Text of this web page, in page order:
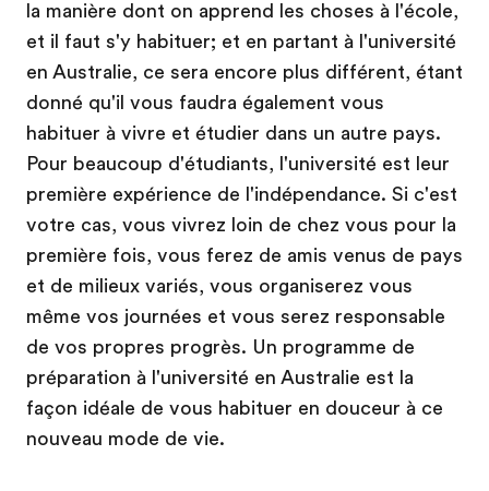
la manière dont on apprend les choses à l'école,
et il faut s'y habituer; et en partant à l'université
en Australie, ce sera encore plus différent, étant
donné qu'il vous faudra également vous
habituer à vivre et étudier dans un autre pays.
Pour beaucoup d'étudiants, l'université est leur
première expérience de l'indépendance. Si c'est
votre cas, vous vivrez loin de chez vous pour la
première fois, vous ferez de amis venus de pays
et de milieux variés, vous organiserez vous
même vos journées et vous serez responsable
de vos propres progrès. Un programme de
préparation à l'université en Australie est la
façon idéale de vous habituer en douceur à ce
nouveau mode de vie.